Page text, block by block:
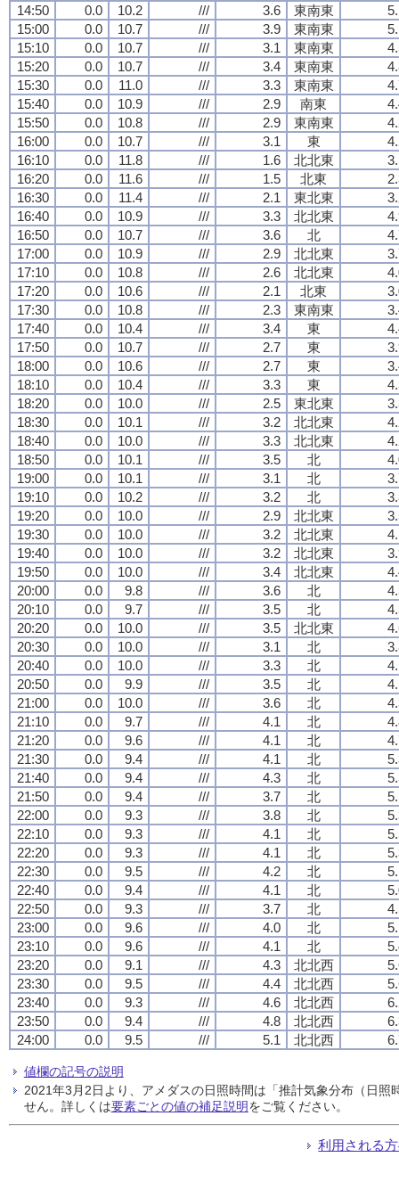
14:50 0.0 10.2 /// 3.6 東南東
15:00
0.0 10.7 /// 3.9 東南東
15:10
0.0 10.7 /// 3.1 東南東
15:20
0.0 10.7 /// 3.4 東南東
15:30
0.0 11.0 /// 3.3 東南東
15:40
0.0 10.9 /// 2.9 南東
15:50
0.0 10.8 /// 2.9 東南東
16:00
0.0 10.7 /// 3.1 東
16:10
0.0 11.8 /// 1.6 北北東
16:20
0.0 11.6 /// 1.5 北東
16:30
0.0 11.4 /// 2.1 東北東
16:40
0.0 10.9 /// 3.3 北北東
16:50
0.0 10.7 /// 3.6 北
17:00
0.0 10.9 /// 2.9 北北東
17:10
0.0 10.8 /// 2.6 北北東
17:20
0.0 10.6 /// 2.1 北東
17:30
0.0 10.8 /// 2.3 東南東
17:40
0.0 10.4 /// 3.4 東
17:50
0.0 10.7 /// 2.7 東
18:00
0.0 10.6 /// 2.7 東
18:10
0.0 10.4 /// 3.3 東
18:20
0.0 10.0 /// 2.5 東北東
18:30
0.0 10.1 /// 3.2 北北東
18:40
0.0 10.0 /// 3.3 北北東
18:50
0.0 10.1 /// 3.5 北
19:00
0.0 10.1 /// 3.1 北
19:10
0.0 10.2 /// 3.2 北
19:20
0.0 10.0 /// 2.9 北北東
19:30
0.0 10.0 /// 3.2 北北東
19:40
0.0 10.0 /// 3.2 北北東
19:50
0.0 10.0 /// 3.4 北北東
20:00
0.0 9.8 /// 3.6 北
20:10
0.0 9.7 /// 3.5 北
20:20
0.0 10.0 /// 3.5 北北東
20:30
0.0 10.0 /// 3.1 北
20:40
0.0 10.0 /// 3.3 北
20:50
0.0 9.9 /// 3.5 北
21:00
0.0 10.0 /// 3.6 北
21:10
0.0 9.7 /// 4.1 北
21:20
0.0 9.6 /// 4.1 北
21:30
0.0 9.4 /// 4.1 北
21:40
0.0 9.4 /// 4.3 北
21:50
0.0 9.4 /// 3.7 北
22:00
0.0 9.3 /// 3.8 北
22:10
0.0 9.3 /// 4.1 北
22:20
0.0 9.3 /// 4.1 北
22:30
0.0 9.5 /// 4.2 北
22:40
0.0 9.4 /// 4.1 北
22:50
0.0 9.3 /// 3.7 北
23:00
0.0 9.6 /// 4.0 北
23:10
0.0 9.6 /// 4.1 北
23:20
0.0 9.1 /// 4.3 北北西
23:30
0.0 9.5 /// 4.4 北北西
23:40
0.0 9.3 /// 4.6 北北西
23:50
0.0 9.4 /// 4.8 北北西
24:00
0.0 9.5 /// 5.1 北北西
値欄の記号の説明
2021年3月2日より、アメダスの日照時間は「推計気象分布（日
せん。詳しくは要素ごとの値の補足説明をご覧ください。
利用される